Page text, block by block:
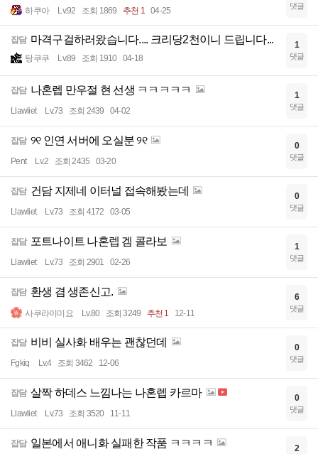
하쿠아 Lv.92 조회 1869 추천 1 04-25 댓글
잡담 마격구걸하러왔습니다.... 크리당2천이니 드립니다...
탕쿠쿠 Lv.89 조회 1910 04-18
1
댓글
잡담 나혼렙 만우절 현 선생 ㅋㅋㅋㅋㅋ
Llawliet Lv.73 조회 2439 04-02
1
댓글
잡담 ୨୧ 인연 서버에 오실분 ୨୧
Pent Lv.2 조회 2435 03-20
0
댓글
잡담 건담 지제네 이터널 접속해봤는데
Llawliet Lv.73 조회 4172 03-05
0
댓글
잡담 포트나이트 나혼렙 겜 콜라보
Llawliet Lv.73 조회 2901 02-26
1
댓글
잡담 환생 겸 생존신고.
사쿠라이미요 Lv.80 조회 3249 추천 1 12-11
6
댓글
잡담 비비 실사화 배우는 괜찮던데
Fgkiq Lv.4 조회 3462 12-06
0
댓글
잡담 살짝 하데스 느낌나는 나혼렙 카르마
Llawliet Lv.73 조회 3520 11-11
0
댓글
잡담 일본에서 애니화 실패한 작품 ㅋㅋㅋㅋ 2